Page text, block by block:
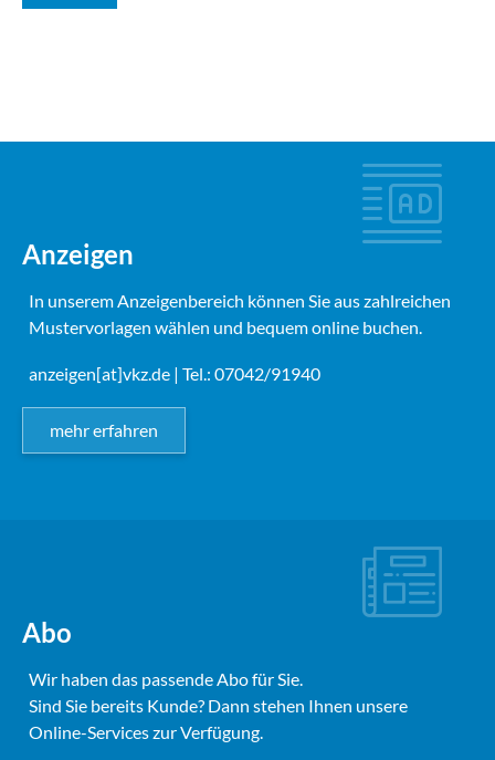
Anzeigen
In unserem Anzeigenbereich können Sie aus zahlreichen
Mustervorlagen wählen und bequem online buchen.
anzeigen[at]vkz.de | Tel.: 07042/91940
mehr erfahren
Abo
Wir haben das passende Abo für Sie.
Sind Sie bereits Kunde? Dann stehen Ihnen unsere
Online-Services zur Verfügung.